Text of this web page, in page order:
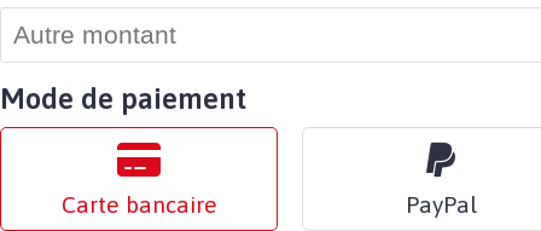
Mode de paiement
Carte bancaire PayPal